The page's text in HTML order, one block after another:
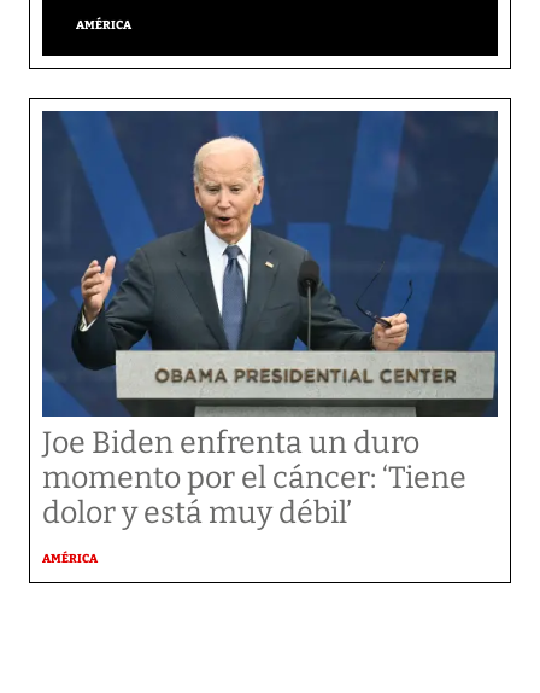
AMÉRICA
Joe Biden enfrenta un duro
momento por el cáncer: ‘Tiene
dolor y está muy débil’
AMÉRICA